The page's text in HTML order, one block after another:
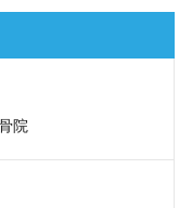
院